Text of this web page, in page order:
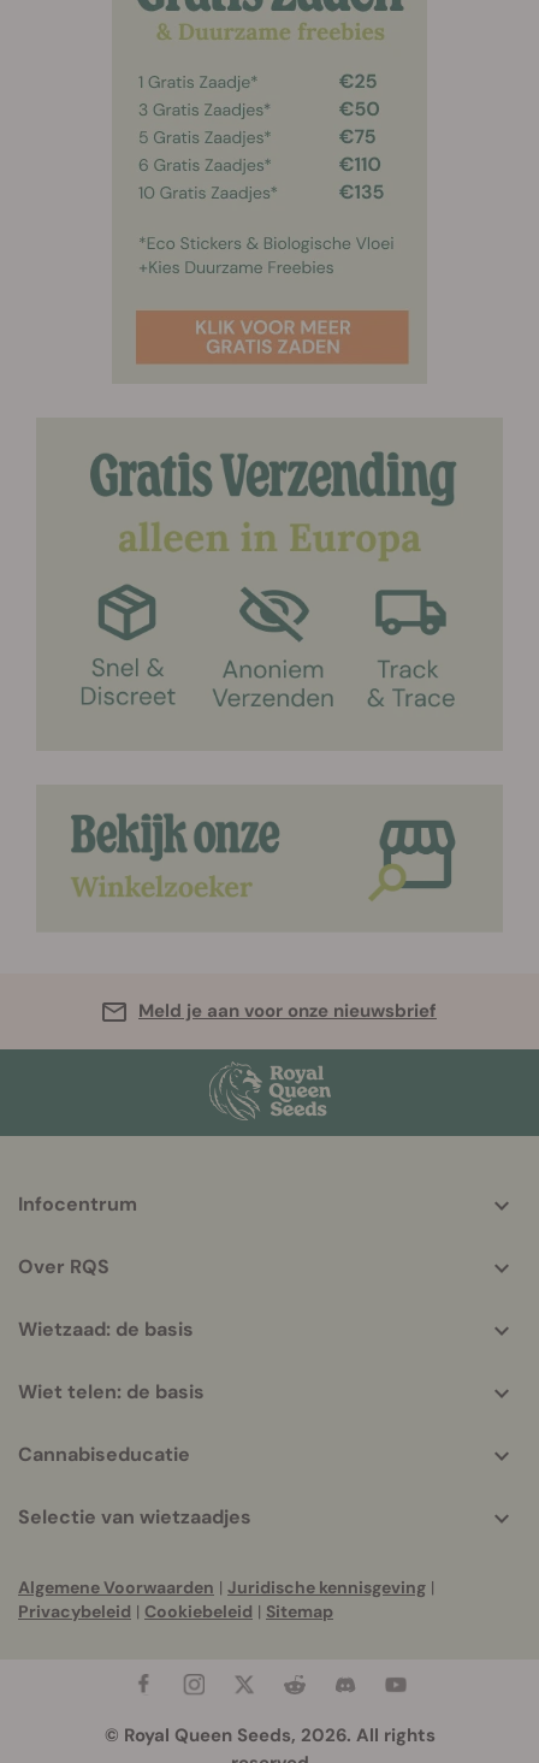
Meld je aan voor onze nieuwsbrief
helpful
Infocentrum
Over RQS
Wietzaad: de basis
Wiet telen: de basis
Cannabiseducatie
Selectie van wietzaadjes
Algemene Voorwaarden | Juridische kennisgeving |
Privacybeleid | Cookiebeleid | Sitemap
© Royal Queen Seeds, 2026. All rights